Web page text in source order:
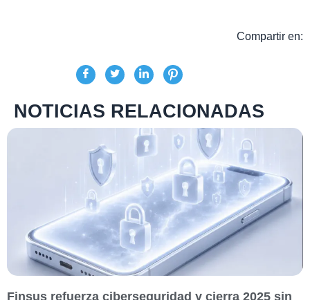
Compartir en:
NOTICIAS RELACIONADAS
Finsus refuerza ciberseguridad y cierra 2025 sin